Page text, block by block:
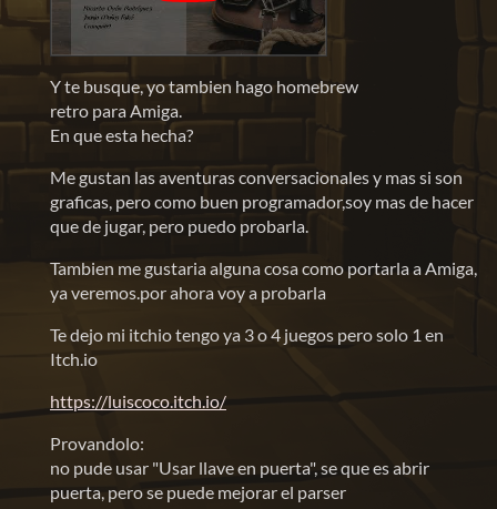
Y te busque, yo tambien hago homebrew
retro para Amiga.
En que esta hecha?
Me gustan las aventuras conversacionales y mas si son
graficas, pero como buen programador,soy mas de hacer
que de jugar, pero puedo probarla.
Tambien me gustaria alguna cosa como portarla a Amiga,
ya veremos.por ahora voy a probarla
Te dejo mi itchio tengo ya 3 o 4 juegos pero solo 1 en
Itch.io
https://luiscoco.itch.io/
Provandolo:
no pude usar "Usar llave en puerta", se que es abrir
puerta, pero se puede mejorar el parser